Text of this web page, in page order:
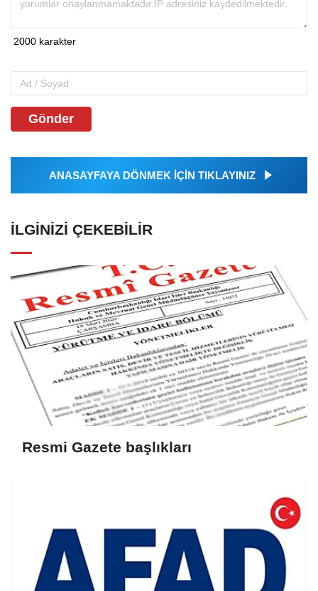
Gönder
ANASAYFAYA DÖNMEK İÇİN TIKLAYINIZ
İLGINIZI ÇEKEBILIR
Resmi Gazete başlıkları